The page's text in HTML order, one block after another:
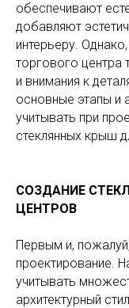
обеспечивают
добавляют
интерьеру.
торгового центра
и внимания к
основные этапы и
учитывать при
стеклянных крыш
СОЗДАНИЕ
ЦЕНТРОВ
Первым и,
проектирование.
учитывать
архитектурный